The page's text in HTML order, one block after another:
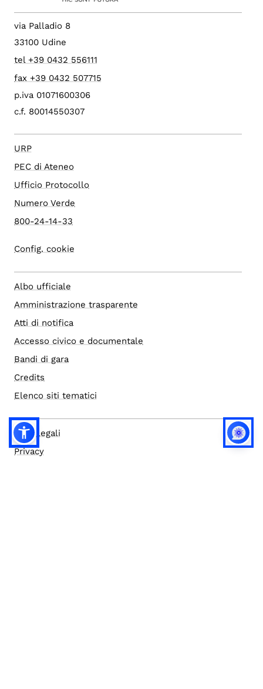
via Palladio 8
33100 Udine
tel +39 0432 556111
fax +39 0432 507715
p.iva 01071600306
c.f. 80014550307
URP
PEC di Ateneo
Ufficio Protocollo
Numero Verde
800-24-14-33
Config. cookie
Albo ufficiale
Amministrazione trasparente
Atti di notifica
Accesso civico e documentale
Bandi di gara
Credits
Elenco siti tematici
Note legali
Privacy